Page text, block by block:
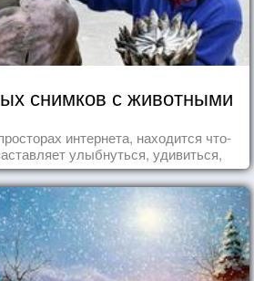
снимков с животными
интернета, находится что-
улыбнуться, удивиться,
восхититься...